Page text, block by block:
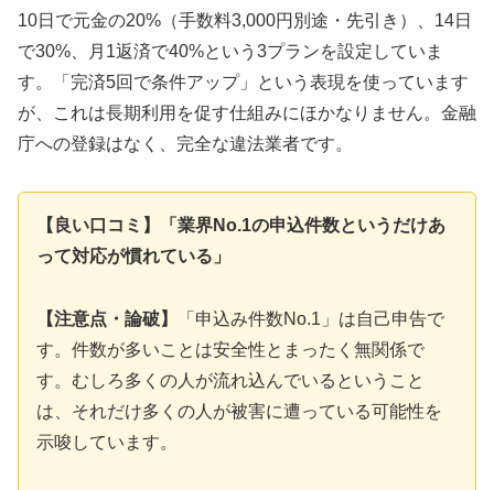
10日で元金の20%（手数料3,000円別途・先引き）、14日
で30%、月1返済で40%という3プランを設定していま
す。「完済5回で条件アップ」という表現を使っています
が、これは長期利用を促す仕組みにほかなりません。金融
庁への登録はなく、完全な違法業者です。
【良い口コミ】「業界No.1の申込件数というだけあ
って対応が慣れている」
【注意点・論破】
「申込み件数No.1」は自己申告で
す。件数が多いことは安全性とまったく無関係で
す。むしろ多くの人が流れ込んでいるということ
は、それだけ多くの人が被害に遭っている可能性を
示唆しています。